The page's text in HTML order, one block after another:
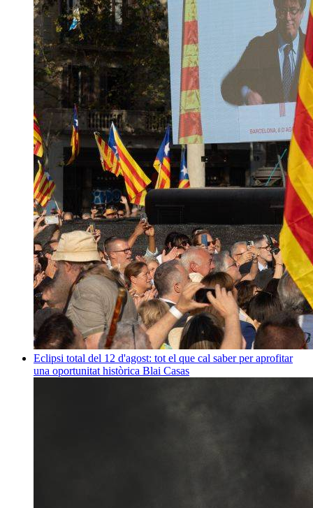
Eclipsi total del 12 d'agost: tot el que cal saber per aprofitar
una oportunitat històrica Blai Casas